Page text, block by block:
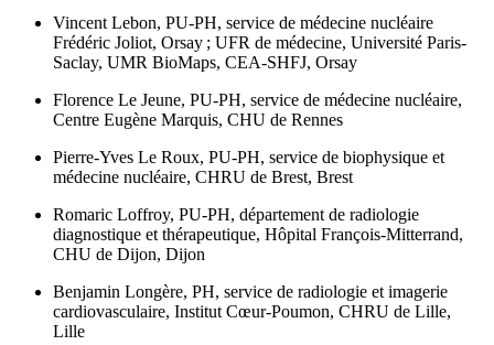
Vincent Lebon, PU-PH, service de médecine nucléaire
Frédéric Joliot, Orsay ; UFR de médecine, Université Paris-
Saclay, UMR BioMaps, CEA-SHFJ, Orsay
Florence Le Jeune, PU-PH, service de médecine nucléaire,
Centre Eugène Marquis, CHU de Rennes
Pierre-Yves Le Roux, PU-PH, service de biophysique et
médecine nucléaire, CHRU de Brest, Brest
Romaric Loffroy, PU-PH, département de radiologie
diagnostique et thérapeutique, Hôpital François-Mitterrand,
CHU de Dijon, Dijon
Benjamin Longère, PH, service de radiologie et imagerie
cardiovasculaire, Institut Cœur-Poumon, CHRU de Lille,
Lille